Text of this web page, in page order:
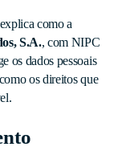
como a
S.A., com NIPC
os dados pessoais
os direitos que